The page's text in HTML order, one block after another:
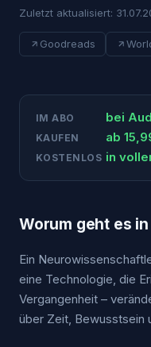
Zuletzt aktualisiert:
Goodreads
IM ABO bei
KAUFEN ab
KOSTENLOS in
Worum geht es in
Ein
eine Technologie, die
Vergangenheit –
über Zeit, Bewusstsein